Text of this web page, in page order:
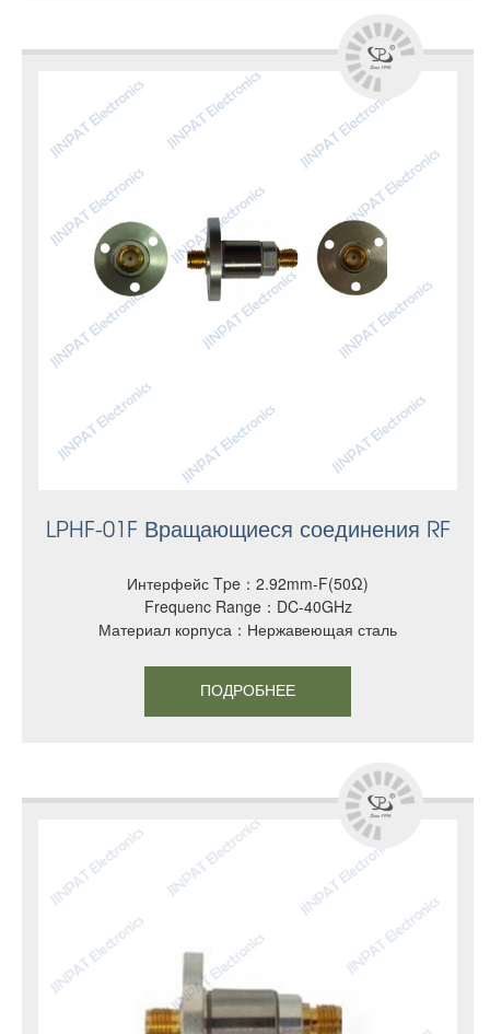
LPHF-01F Вращающиеся соединения RF
Интерфейс Tpe：2.92mm-F(50Ω)
Frequenc Range：DC-40GHz
Материал корпуса：Нержавеющая сталь
ПОДРОБНЕЕ